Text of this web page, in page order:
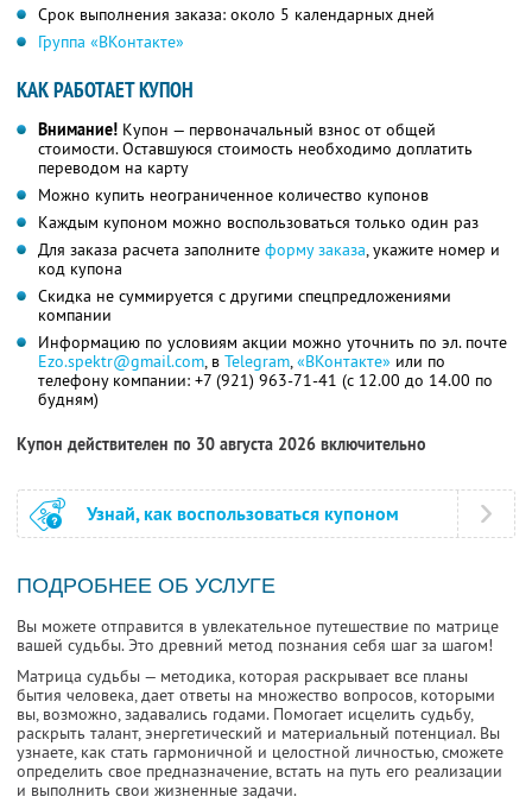
Срок выполнения заказа: около 5 календарных дней
Группа «ВКонтакте»
КАК РАБОТАЕТ КУПОН
Внимание! Купон — первоначальный взнос от общей
стоимости. Оставшуюся стоимость необходимо доплатить
переводом на карту
Можно купить неограниченное количество купонов
Каждым купоном можно воспользоваться только один раз
Для заказа расчета заполните форму заказа, укажите номер и
код купона
Скидка не суммируется с другими спецпредложениями
компании
Информацию по условиям акции можно уточнить по эл. почте
Ezo.spektr@gmail.com, в Telegram,«ВКонтакте» или по
телефону компании: +7 (921) 963-71-41 (с 12.00 до 14.00 по
будням)
Купон действителен по 30 августа 2026 включительно
Узнай, как воспользоваться купоном
ПОДРОБНЕЕ ОБ УСЛУГЕ
Вы можете отправится в увлекательное путешествие по матрице
вашей судьбы. Это древний метод познания себя шаг за шагом!
Матрица судьбы — методика, которая раскрывает все планы
бытия человека, дает ответы на множество вопросов, которыми
вы, возможно, задавались годами. Помогает исцелить судьбу,
раскрыть талант, энергетический и материальный потенциал. Вы
узнаете, как стать гармоничной и целостной личностью, сможете
определить свое предназначение, встать на путь его реализации
и выполнить свои жизненные задачи.